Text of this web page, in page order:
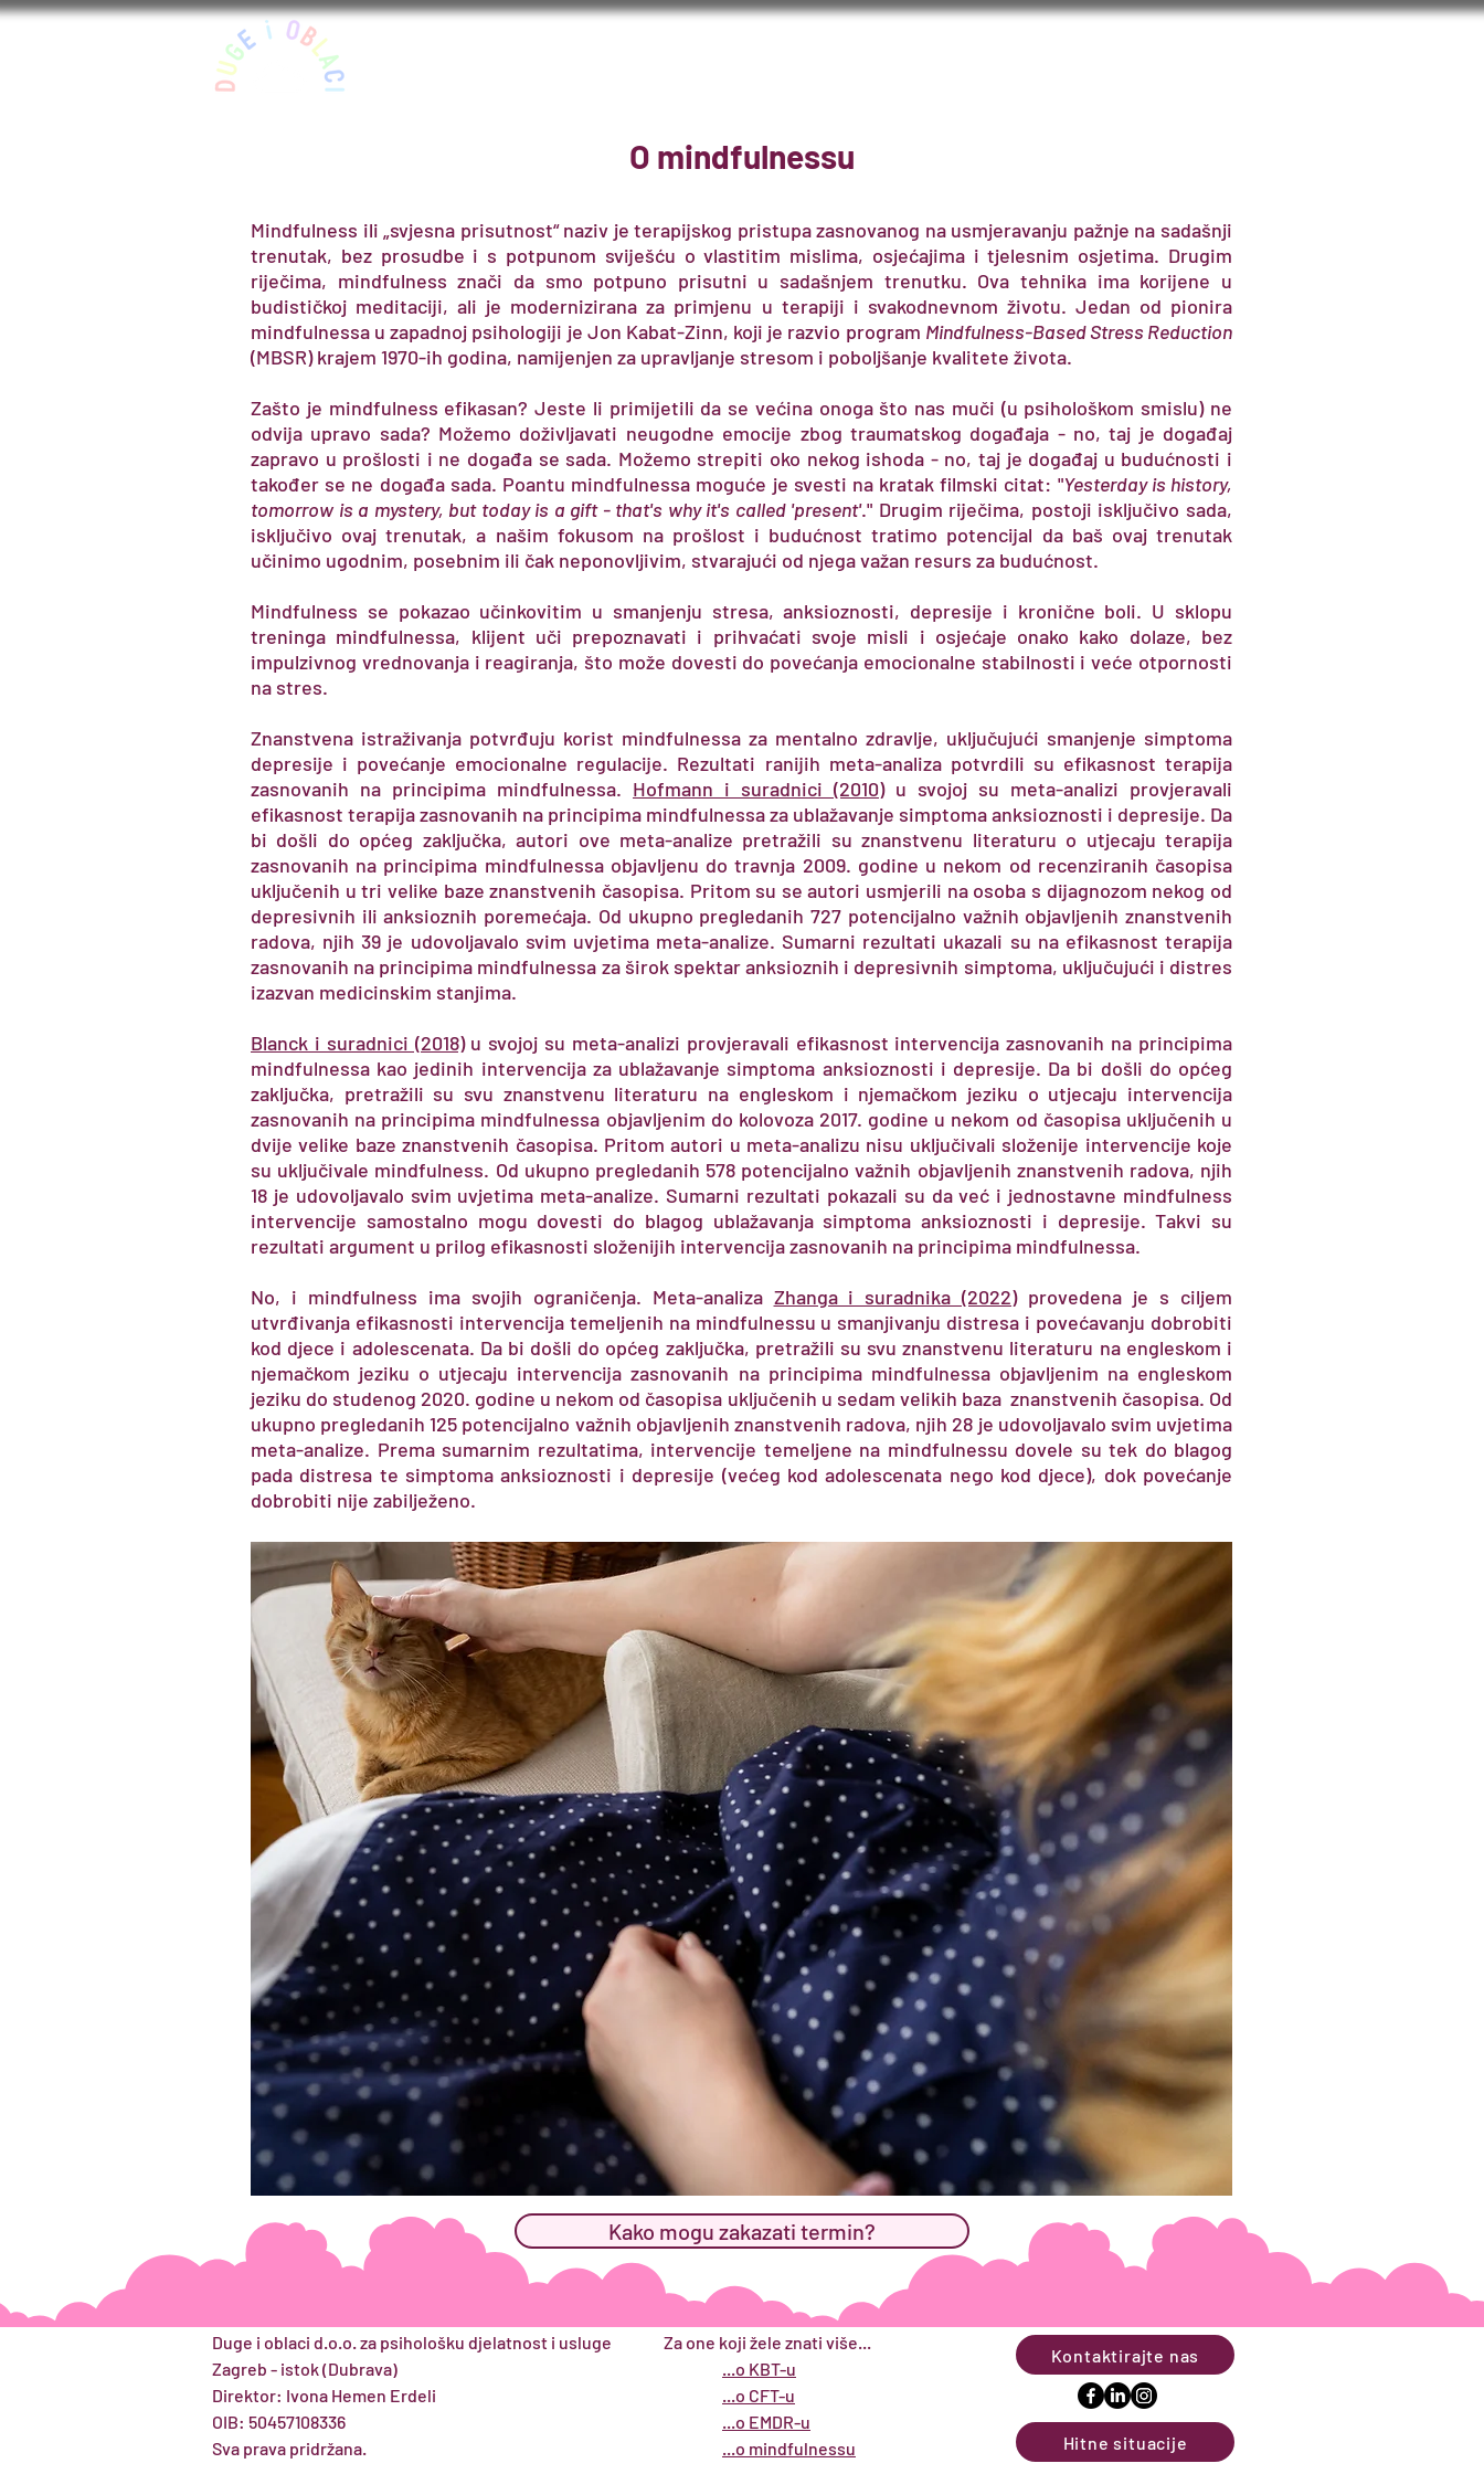
O mindfulnessu
Mindfulness ili „svjesna prisutnost“ naziv je terapijskog pristupa zasnovanog na usmjeravanju pažnje na sadašnji
trenutak, bez prosudbe i s potpunom sviješću o vlastitim mislima, osjećajima i tjelesnim osjetima. Drugim
riječima, mindfulness znači da smo potpuno prisutni u sadašnjem trenutku. Ova tehnika ima korijene u
budističkoj meditaciji, ali je modernizirana za primjenu u terapiji i svakodnevnom životu. Jedan od pionira
mindfulnessa u zapadnoj psihologiji je Jon Kabat-Zinn, koji je razvio program Mindfulness-Based Stress Reduction
(MBSR) krajem 1970-ih godina, namijenjen za upravljanje stresom i poboljšanje kvalitete života.
Zašto je mindfulness efikasan? Jeste li primijetili da se većina onoga što nas muči (u psihološkom smislu) ne
odvija upravo sada? Možemo doživljavati neugodne emocije zbog traumatskog događaja - no, taj je događaj
zapravo u prošlosti i ne događa se sada. Možemo strepiti oko nekog ishoda - no, taj je događaj u budućnosti i
također se ne događa sada. Poantu mindfulnessa moguće je svesti na kratak filmski citat: "Yesterday is history,
tomorrow is a mystery, but today is a gift - that's why it's called 'present'." Drugim riječima, postoji isključivo sada,
isključivo ovaj trenutak, a našim fokusom na prošlost i budućnost tratimo potencijal da baš ovaj trenutak
učinimo ugodnim, posebnim ili čak neponovljivim, stvarajući od njega važan resurs za budućnost.
Mindfulness se pokazao učinkovitim u smanjenju stresa, anksioznosti, depresije i kronične boli. U sklopu
treninga mindfulnessa, klijent uči prepoznavati i prihvaćati svoje misli i osjećaje onako kako dolaze, bez
impulzivnog vrednovanja i reagiranja, što može dovesti do povećanja emocionalne stabilnosti i veće otpornosti
na stres.
Znanstvena istraživanja potvrđuju korist mindfulnessa za mentalno zdravlje, uključujući smanjenje simptoma
depresije i povećanje emocionalne regulacije. Rezultati ranijih meta-analiza potvrdili su efikasnost terapija
zasnovanih na principima mindfulnessa. Hofmann i suradnici (2010)u svojoj su meta-analizi provjeravali
efikasnost terapija zasnovanih na principima mindfulnessa za ublažavanje simptoma anksioznosti i depresije. Da
bi došli do općeg zaključka, autori ove meta-analize pretražili su znanstvenu literaturu o utjecaju terapija
zasnovanih na principima mindfulnessa objavljenu do travnja 2009. godine u nekom od recenziranih časopisa
uključenih u tri velike baze znanstvenih časopisa. Pritom su se autori usmjerili na osoba s dijagnozom nekog od
depresivnih ili anksioznih poremećaja. Od ukupno pregledanih 727 potencijalno važnih objavljenih znanstvenih
radova, njih 39 je udovoljavalo svim uvjetima meta-analize. Sumarni rezultati ukazali su na efikasnost terapija
zasnovanih na principima mindfulnessa za širok spektar anksioznih i depresivnih simptoma, uključujući i distres
izazvan medicinskim stanjima.
Blanck i suradnici (2018)u svojoj su meta-analizi provjeravali efikasnost intervencija zasnovanih na principima
mindfulnessa kao jedinih intervencija za ublažavanje simptoma anksioznosti i depresije. Da bi došli do općeg
zaključka, pretražili su svu znanstvenu literaturu na engleskom i njemačkom jeziku o utjecaju intervencija
zasnovanih na principima mindfulnessa objavljenim do kolovoza 2017. godine u nekom od časopisa uključenih u
dvije velike baze znanstvenih časopisa. Pritom autori u meta-analizu nisu uključivali složenije intervencije koje
su uključivale mindfulness. Od ukupno pregledanih 578 potencijalno važnih objavljenih znanstvenih radova, njih
18 je udovoljavalo svim uvjetima meta-analize. Sumarni rezultati pokazali su da već i jednostavne mindfulness
intervencije samostalno mogu dovesti do blagog ublažavanja simptoma anksioznosti i depresije. Takvi su
rezultati argument u prilog efikasnosti složenijih intervencija zasnovanih na principima mindfulnessa.
No, i mindfulness ima svojih ograničenja. Meta-analiza Zhanga i suradnika (2022)provedena je s ciljem
utvrđivanja efikasnosti intervencija temeljenih na mindfulnessu u smanjivanju distresa i povećavanju dobrobiti
kod djece i adolescenata. Da bi došli do općeg zaključka, pretražili su svu znanstvenu literaturu na engleskom i
njemačkom jeziku o utjecaju intervencija zasnovanih na principima mindfulnessa objavljenim na engleskom
jeziku do studenog 2020. godine u nekom od časopisa uključenih u sedam velikih baza znanstvenih časopisa. Od
ukupno pregledanih 125 potencijalno važnih objavljenih znanstvenih radova, njih 28 je udovoljavalo svim uvjetima
meta-analize. Prema sumarnim rezultatima, intervencije temeljene na mindfulnessu dovele su tek do blagog
pada distresa te simptoma anksioznosti i depresije (većeg kod adolescenata nego kod djece), dok povećanje
dobrobiti nije zabilježeno.
Kako mogu zakazati termin?
Duge i oblaci d.o.o.​ za psihološku djelatnost i usluge
Zagreb - istok (Dubrava)
Direktor: Ivona Hemen Erdeli
OIB: 50457108336
Sva prava pridržana.
Za one koji žele znati više...
...o KBT-u
...o CFT-u
...o EMDR-u
...o mindfulnessu
Kontaktirajte nas
Hitne situacije